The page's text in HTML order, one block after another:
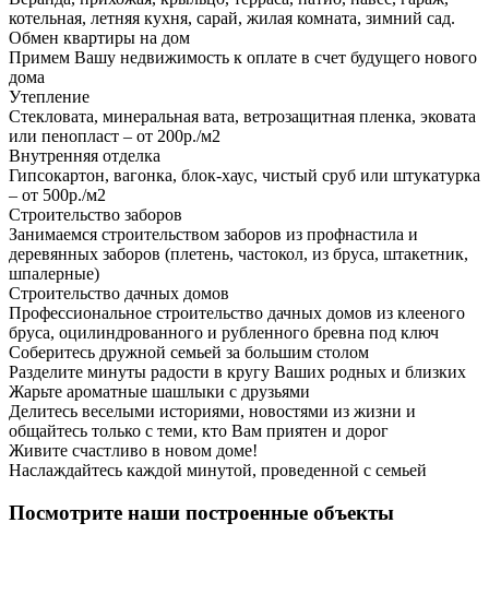
котельная, летняя кухня, сарай, жилая комната, зимний сад.
Обмен квартиры на дом
Примем Вашу недвижимость к оплате в счет будущего нового
дома
Утепление
Стекловата, минеральная вата, ветрозащитная пленка, эковата
или пенопласт – от 200р./м2
Внутренняя отделка
Гипсокартон, вагонка, блок-хаус, чистый сруб или штукатурка
– от 500р./м2
Строительство заборов
Занимаемся строительством заборов из профнастила и
деревянных заборов (плетень, частокол, из бруса, штакетник,
шпалерные)
Строительство дачных домов
Профессиональное строительство дачных домов из клееного
бруса, оцилиндрованного и рубленного бревна под ключ
Соберитесь дружной семьей за большим столом
Разделите минуты радости в кругу Ваших родных и близких
Жарьте ароматные шашлыки с друзьями
Делитесь веселыми историями, новостями из жизни и
общайтесь только с теми, кто Вам приятен и дорог
Живите счастливо в новом доме!
Наслаждайтесь каждой минутой, проведенной с семьей
Посмотрите наши построенные объекты